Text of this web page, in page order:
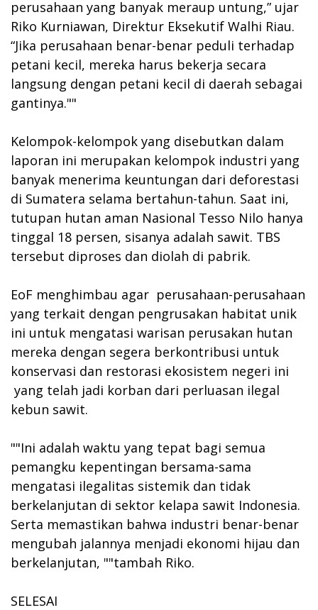
perusahaan yang banyak meraup untung,” ujar
Riko Kurniawan, Direktur Eksekutif Walhi Riau.
“Jika perusahaan benar-benar peduli terhadap
petani kecil, mereka harus bekerja secara
langsung dengan petani kecil di daerah sebagai
gantinya.""
Kelompok-kelompok yang disebutkan dalam
laporan ini merupakan kelompok industri yang
banyak menerima keuntungan dari deforestasi
di Sumatera selama bertahun-tahun. Saat ini,
tutupan hutan aman Nasional Tesso Nilo hanya
tinggal 18 persen, sisanya adalah sawit. TBS
tersebut diproses dan diolah di pabrik.
EoF menghimbau agar perusahaan-perusahaan
yang terkait dengan pengrusakan habitat unik
ini untuk mengatasi warisan perusakan hutan
mereka dengan segera berkontribusi untuk
konservasi dan restorasi ekosistem negeri ini
yang telah jadi korban dari perluasan ilegal
kebun sawit.
""Ini adalah waktu yang tepat bagi semua
pemangku kepentingan bersama-sama
mengatasi ilegalitas sistemik dan tidak
berkelanjutan di sektor kelapa sawit Indonesia.
Serta memastikan bahwa industri benar-benar
mengubah jalannya menjadi ekonomi hijau dan
berkelanjutan, ""tambah Riko.
SELESAI